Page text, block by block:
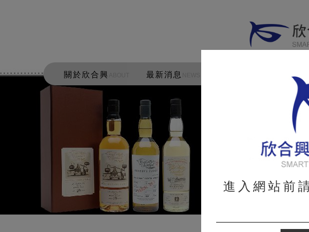
關於欣合興 最新消息 其他
進入網站前